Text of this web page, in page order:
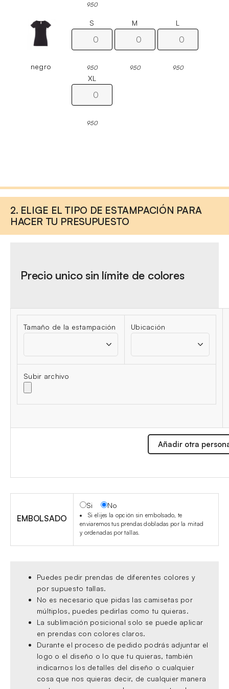
950
negro
S
950
M
950
L
950
XL
950
2. ELIGE EL TIPO DE ESTAMPACIÓN PARA
HACER TU PRESUPUESTO
Precio unico sin límite de colores
Tamaño de la estampación Ubicación
Subir archivo
Añadir otra
EMBOLSADO
Si No
Si elijes la opción sin embolsado, te
enviaremos tus prendas dobladas por la mitad
y ordenadas por tallas.
Puedes pedir prendas de diferentes colores y
por supuesto tallas.
No es necesario que pidas las camisetas por
múltiplos, puedes pedirlas como tu quieras.
La sublimación posicional solo se puede aplicar
en prendas con colores claros.
Durante el proceso de pedido podrás adjuntar el
logo o el diseño o lo que tu quieras, también
indicarnos los detalles del diseño o cualquier
cosa que nos quieras decir, de cualquier manera